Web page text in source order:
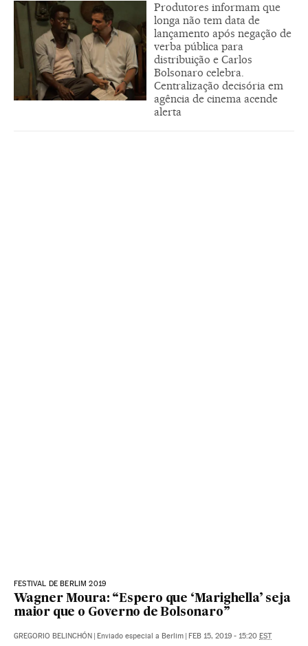
Produtores informam que
longa não tem data de
lançamento após negação de
verba pública para
distribuição e Carlos
Bolsonaro celebra.
Centralização decisória em
agência de cinema acende
alerta
FESTIVAL DE BERLIM 2019
Wagner Moura: “Espero que ‘Marighella’ seja
maior que o Governo de Bolsonaro”
GREGORIO BELINCHÓN Enviado especial a Berlim FEB 15, 2019 - 15:20 EST